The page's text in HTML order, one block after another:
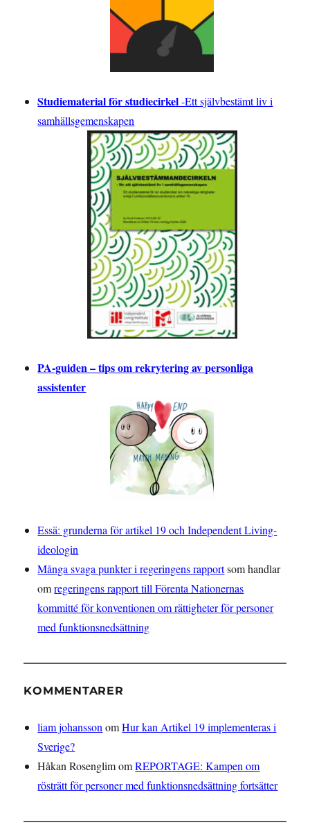
Studiematerial för studiecirkel-Ett självbestämt liv i
samhällsgemenskapen
PA-guiden – tips om rekrytering av personliga
assistenter
Essä: grunderna för artikel 19 och Independent Living-
ideologin
Många svaga punkter i regeringens rapportsom handlar
omregeringens rapport till Förenta Nationernas
kommitté för konventionen om rättigheter för personer
med funktionsnedsättning
KOMMENTARER
liam johansson omHur kan Artikel 19 implementeras i
Sverige?
Håkan RosenglimomREPORTAGE: Kampen om
rösträtt för personer med funktionsnedsättning fortsätter